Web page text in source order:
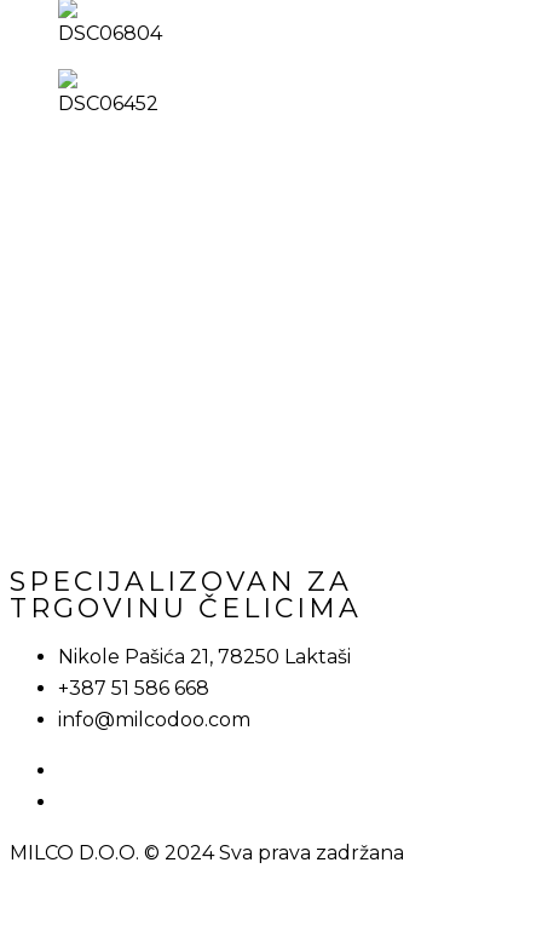
SPECIJALIZOVAN ZA
TRGOVINU ČELICIMA
Nikole Pašića 21, 78250 Laktaši
+387 51 586 668
info@milcodoo.com
MILCO D.O.O. © 2024 Sva prava zadržana